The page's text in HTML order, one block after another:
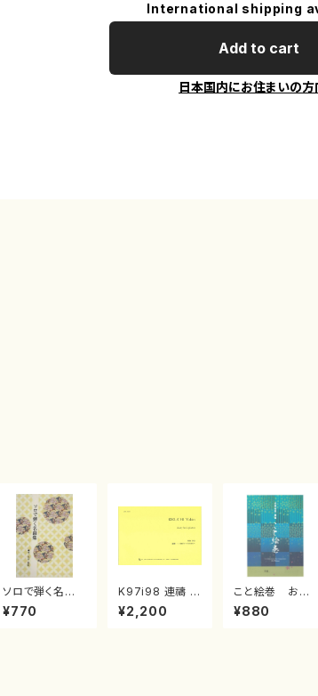
International shipping
Add to cart
日本国内にお住まいの方
ソロで弾く名曲
集 クリスマス・
イブ／恋人がサ
¥770
K97i98 連禱 :
2台ピアノのため
の（2 Pianos /
¥2,200
こと絵巻 お江
戸日本橋
¥880